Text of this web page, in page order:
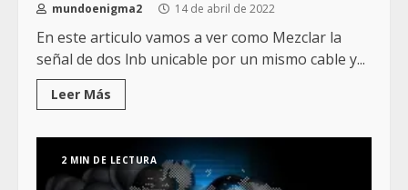
mundoenigma2 14 de abril de 2022
En este articulo vamos a ver como Mezclar la
señal de dos lnb unicable por un mismo cable y...
Leer Más
2 MIN DE LECTURA